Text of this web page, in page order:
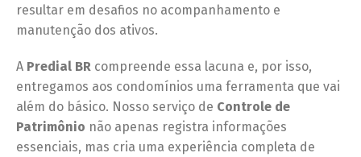
resultar em desafios no acompanhamento e
manutenção dos ativos.
A Predial BR compreende essa lacuna e, por isso,
entregamos aos condomínios uma ferramenta que vai
além do básico. Nosso serviço de Controle de
Patrimônio não apenas registra informações
essenciais, mas cria uma experiência completa de